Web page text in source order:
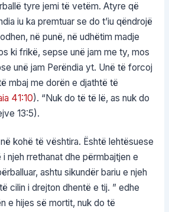
tyre jemi të vetëm. Atyre që
iu ka premtuar se do t’iu qëndrojë
në punë, në udhëtim madje
ki frikë, sepse unë jam me ty, mos
unë jam Perëndia yt. Unë të forcoj
mbaj me dorën e djathtë të
41:10). “Nuk do të të lë, as nuk do
13:5).
kohë të vështira. Është lehtësuese
njeh rrethanat dhe përmbajtjen e
ashtu sikundër bariu e njeh
cilin i drejton dhentë e tij. ” edhe
e hijes së mortit, nuk do të